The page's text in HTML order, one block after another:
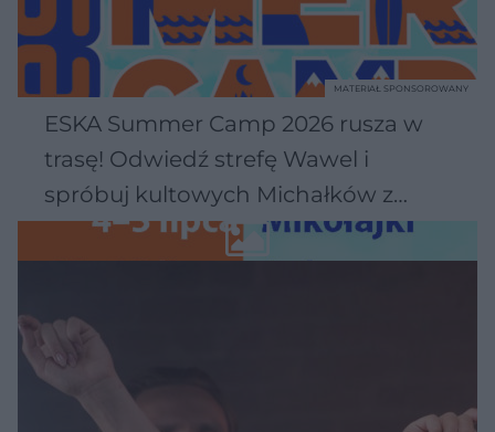
ESKA Summer Camp 2026 rusza w
trasę! Odwiedź strefę Wawel i
spróbuj kultowych Michałków z
Wawelu
MATERIAŁ SPONSOROWANY